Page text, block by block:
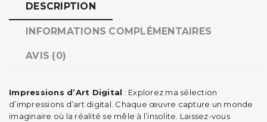
DESCRIPTION
INFORMATIONS COMPLÉMENTAIRES
AVIS (0)
Impressions d’Art Digital : Explorez ma sélection
d’impressions d’art digital. Chaque œuvre capture un monde
imaginaire où la réalité se mêle à l’insolite. Laissez-vous